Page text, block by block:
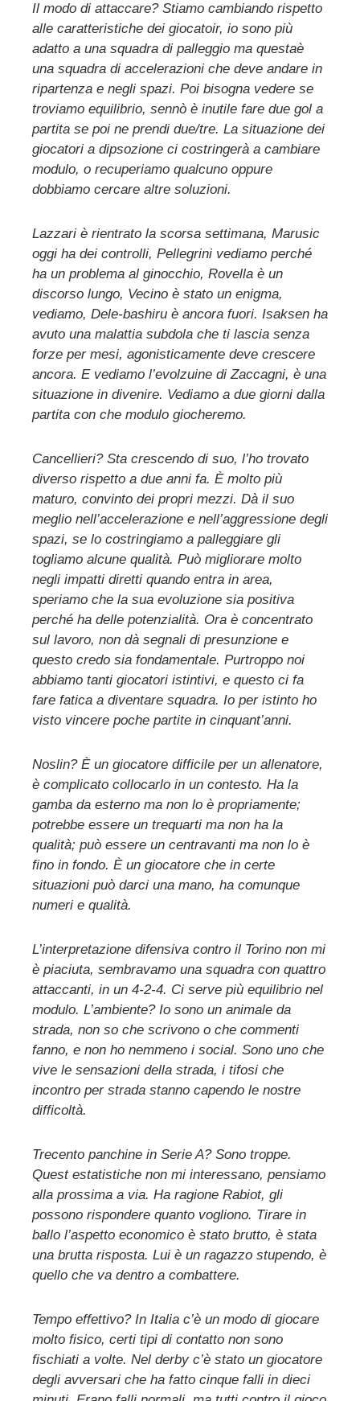
Il modo di attaccare? Stiamo cambiando rispetto
alle caratteristiche dei giocatoir, io sono più
adatto a una squadra di palleggio ma questaè
una squadra di accelerazioni che deve andare in
ripartenza e negli spazi. Poi bisogna vedere se
troviamo equilibrio, sennò è inutile fare due gol a
partita se poi ne prendi due/tre. La situazione dei
giocatori a dipsozione ci costringerà a cambiare
modulo, o recuperiamo qualcuno oppure
dobbiamo cercare altre soluzioni.
Lazzari è rientrato la scorsa settimana, Marusic
oggi ha dei controlli, Pellegrini vediamo perché
ha un problema al ginocchio, Rovella è un
discorso lungo, Vecino è stato un enigma,
vediamo, Dele-bashiru è ancora fuori. Isaksen ha
avuto una malattia subdola che ti lascia senza
forze per mesi, agonisticamente deve crescere
ancora. E vediamo l’evolzuine di Zaccagni, è una
situazione in divenire. Vediamo a due giorni dalla
partita con che modulo giocheremo.
Cancellieri? Sta crescendo di suo, l’ho trovato
diverso rispetto a due anni fa. È molto più
maturo, convinto dei propri mezzi. Dà il suo
meglio nell’accelerazione e nell’aggressione degli
spazi, se lo costringiamo a palleggiare gli
togliamo alcune qualità. Può migliorare molto
negli impatti diretti quando entra in area,
speriamo che la sua evoluzione sia positiva
perché ha delle potenzialità. Ora è concentrato
sul lavoro, non dà segnali di presunzione e
questo credo sia fondamentale. Purtroppo noi
abbiamo tanti giocatori istintivi, e questo ci fa
fare fatica a diventare squadra. Io per istinto ho
visto vincere poche partite in cinquant’anni.
Noslin? È un giocatore difficile per un allenatore,
è complicato collocarlo in un contesto. Ha la
gamba da esterno ma non lo è propriamente;
potrebbe essere un trequarti ma non ha la
qualità; può essere un centravanti ma non lo è
fino in fondo. È un giocatore che in certe
situazioni può darci una mano, ha comunque
numeri e qualità.
L’interpretazione difensiva contro il Torino non mi
è piaciuta, sembravamo una squadra con quattro
attaccanti, in un 4-2-4. Ci serve più equilibrio nel
modulo. L’ambiente? Io sono un animale da
strada, non so che scrivono o che commenti
fanno, e non ho nemmeno i social. Sono uno che
vive le sensazioni della strada, i tifosi che
incontro per strada stanno capendo le nostre
difficoltà.
Trecento panchine in Serie A? Sono troppe.
Quest estatistiche non mi interessano, pensiamo
alla prossima a via. Ha ragione Rabiot, gli
possono rispondere quanto vogliono. Tirare in
ballo l’aspetto economico è stato brutto, è stata
una brutta risposta. Lui è un ragazzo stupendo, è
quello che va dentro a combattere.
Tempo effettivo? In Italia c’è un modo di giocare
molto fisico, certi tipi di contatto non sono
fischiati a volte. Nel derby c’è stato un giocatore
degli avversari che ha fatto cinque falli in dieci